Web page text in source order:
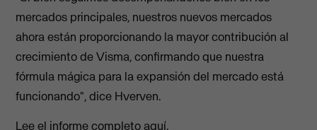
mercados principales, nuestros nuevos mercados
ahora están proporcionando la mayor contribución al
crecimiento de Visma, confirmando que nuestra
fórmula mágica para la expansión del mercado está
funcionando", dice Hverven.
Lee el informe completoaquí.